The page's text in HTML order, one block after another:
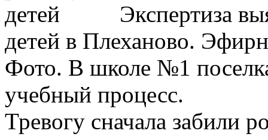
Экспертиза
детей в Плеханово.
Фото. В школе №1
учебный процесс.
Тревогу сначала забили